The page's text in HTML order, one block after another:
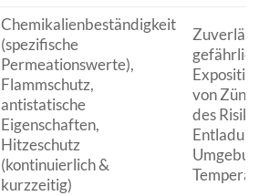
Chemikalienbeständigkeit
(spezifische
Permeationswerte),
Flammschutz,
antistatische
Eigenschaften,
Hitzeschutz
(kontinuierlich &
kurzzeitig)
von
des